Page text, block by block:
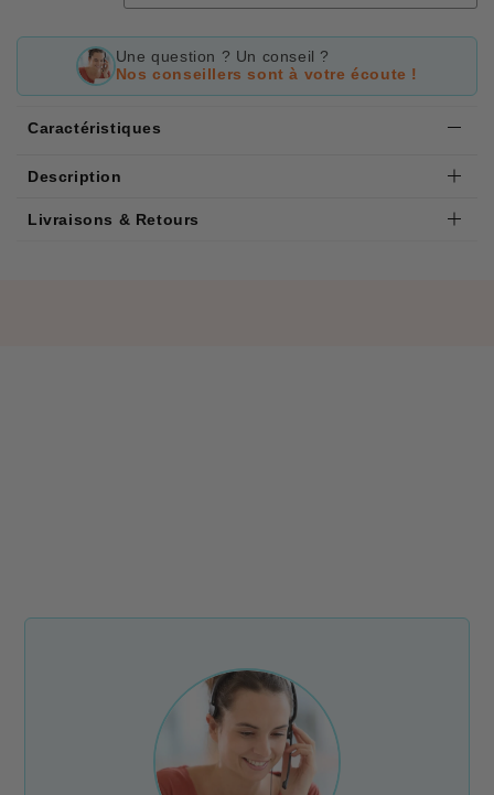
Une question ? Un conseil ?
Nos conseillers sont à votre écoute !
Caractéristiques
Description
Livraisons & Retours